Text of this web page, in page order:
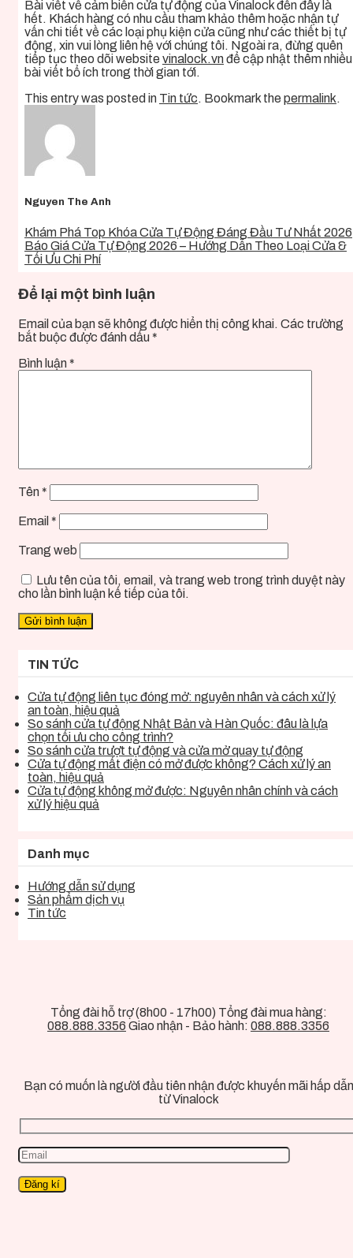
Bài viết về cảm biến cửa tự động của Vinalock đến đây là
hết. Khách hàng có nhu cầu tham khảo thêm hoặc nhận tự
vấn chi tiết về các loại phụ kiện cửa cũng như các thiết bị tự
động, xin vui lòng liên hệ với chúng tôi. Ngoài ra, đừng quên
tiếp tục theo dõi websitevinalock.vnđể cập nhật thêm nhiều
bài viết bổ ích trong thời gian tới.
This entry was posted in Tin tức. Bookmark thepermalink.
Nguyen The Anh
Khám Phá Top Khóa Cửa Tự Động Đáng Đầu Tư Nhất 2026
Báo Giá Cửa Tự Động 2026 – Hướng Dẫn Theo Loại Cửa &
Tối Ưu Chi Phí
Để lại một bình luận
Email của bạn sẽ không được hiển thị công khai. Các trường
bắt buộc được đánh dấu *
Bình luận *
Tên *
Email *
Trang web
Lưu tên của tôi, email, và trang web trong trình duyệt này
cho lần bình luận kế tiếp của tôi.
TIN TỨC
Cửa tự động liên tục đóng mở: nguyên nhân và cách xử lý
an toàn, hiệu quả
So sánh cửa tự động Nhật Bản và Hàn Quốc: đâu là lựa
chọn tối ưu cho công trình?
So sánh cửa trượt tự động và cửa mở quay tự động
Cửa tự động mất điện có mở được không? Cách xử lý an
toàn, hiệu quả
Cửa tự động không mở được: Nguyên nhân chính và cách
xử lý hiệu quả
Danh mục
Hướng dẫn sử dụng
Sản phẩm dịch vụ
Tin tức
Tổng đài hỗ trợ (8h00 - 17h00) Tổng đài mua hàng:
088.888.3356 Giao nhận - Bảo hành: 088.888.3356
Bạn có muốn là người đầu tiên nhận được khuyến mãi hấp dẫn
từ Vinalock